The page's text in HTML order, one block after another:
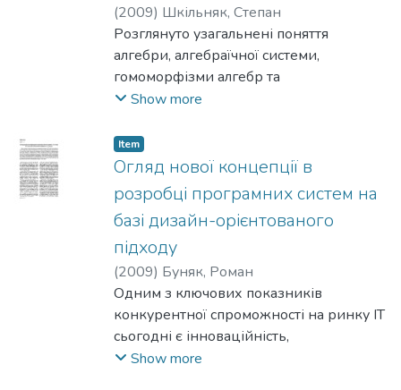
перелічених в ДСТУ ETSI TS 102 176-1
стандартів з гармонізованими ДСТУ.
(2009) Шкільняк, Степан
Розглянуто узагальнені поняття
алгебри, алгебраїчної системи,
гомоморфізми алгебр та
алгебраїчних систем. Досліджено
квазіарними функціями і предикатами)
та їх гомоморфізми, доведено теореми
про гомоморфізми та ізоморфізм.
Show more
Item
Огляд нової концепції в
розробці програмних систем на
базі дизайн-орієнтованого
підходу
(2009) Буняк, Роман
Одним з ключових показників
конкурентної спроможності на ринку ІТ
сьогодні є інноваційність,
тобто здатність до постійного
Show more